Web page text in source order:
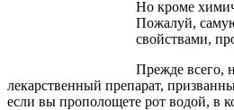
Но кроме
Пожалуй,
свойствами,
Прежде всего,
лекарственный препарат,
если вы прополощете рот водой, в